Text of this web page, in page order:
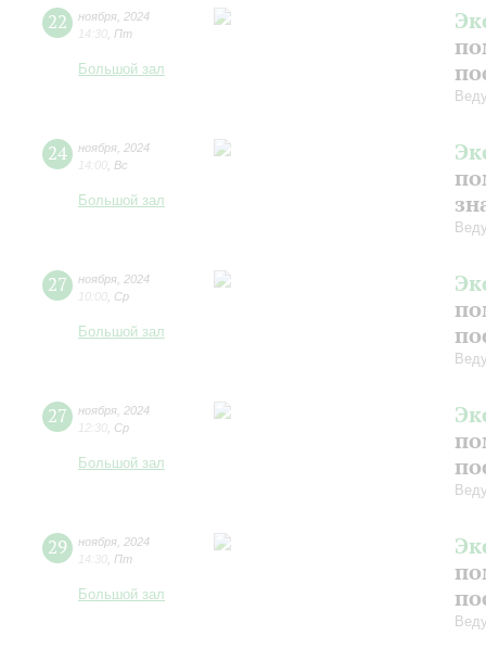
22 ноября 2024
14:30 Пт
Большой зал
24 ноября 2024
14:00 Вс
Большой зал
27 ноября 2024
10:00 Ср
Большой зал
27 ноября 2024
12:30 Ср
Большой зал
29 ноября 2024
14:30 Пт
Большой зал